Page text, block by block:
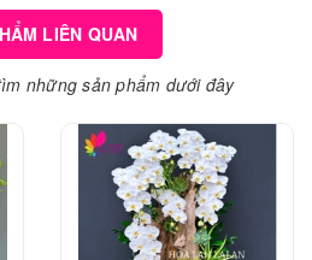
LIÊN QUAN
những sản phẩm dưới đây